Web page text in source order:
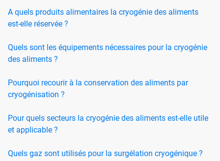
A quels produits alimentaires la cryogénie des aliments
est-elle réservée ?
Quels sont les équipements nécessaires pour la cryogénie
des aliments ?
Pourquoi recourir à la conservation des aliments par
cryogénisation ?
Pour quels secteurs la cryogénie des aliments est-elle utile
et applicable ?
Quels gaz sont utilisés pour la surgélation cryogénique ?